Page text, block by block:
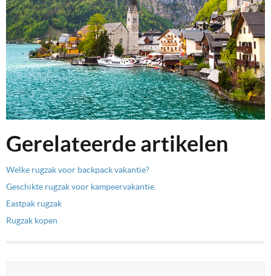
Gerelateerde artikelen
Welke rugzak voor backpack vakantie?
Geschikte rugzak voor kampeervakantie.
Eastpak rugzak
Rugzak kopen